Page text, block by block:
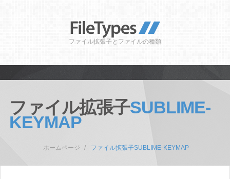
ファイル拡張子とファイルの種類
ファイル拡張子SUBLIME-
KEYMAP
ホームページ ファイル拡張子SUBLIME-KEYMAP